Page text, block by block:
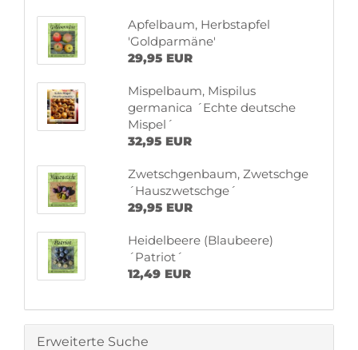
Apfelbaum, Herbstapfel
'Goldparmäne'
29,95 EUR
Mispelbaum, Mispilus
germanica ´Echte deutsche
Mispel´
32,95 EUR
Zwetschgenbaum, Zwetschge
´Hauszwetschge´
29,95 EUR
Heidelbeere (Blaubeere)
´Patriot´
12,49 EUR
Erweiterte Suche